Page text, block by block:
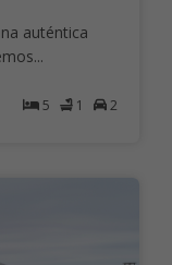
auténtica
5 1 2